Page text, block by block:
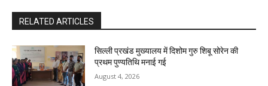
RELATED ARTICLES
सिल्ली प्रखंड मुख्यालय में दिशोम गुरु शिबू सोरेन की
प्रथम पुण्यतिथि मनाई गई
August 4, 2026